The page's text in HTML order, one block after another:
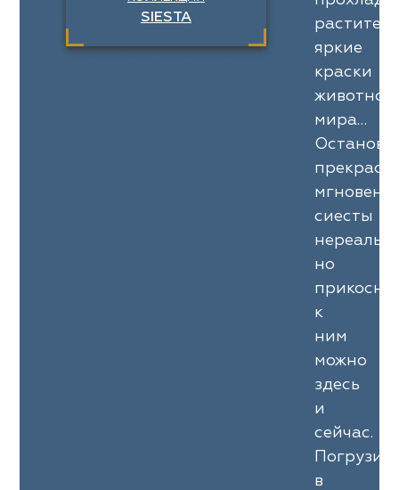
SIESTA
яркие
краски
мира…
сиесты
но
к
ним
можно
здесь
и
сейчас.
в